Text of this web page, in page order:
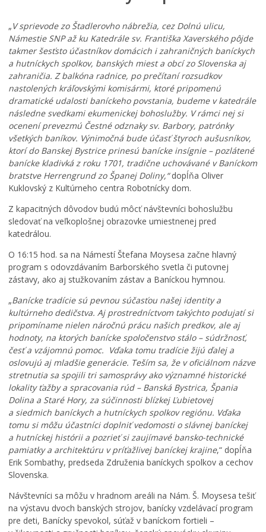
„V sprievode zo Štadlerovho nábrežia, cez Dolnú ulicu,
Námestie SNP až ku Katedrále sv. Františka Xaverského pôjde
takmer šesťsto účastníkov domácich i zahraničných baníckych
a hutníckych spolkov, banských miest a obcí zo Slovenska aj
zahraničia. Z balkóna radnice, po prečítaní rozsudkov
nastolených kráľovskými komisármi, ktoré pripomenú
dramatické udalosti baníckeho povstania, budeme v katedrále
následne svedkami ekumenickej bohoslužby. V rámci nej si
ocenení prevezmú Čestné odznaky sv. Barbory, patrónky
všetkých baníkov. Výnimočná bude účasť štyroch aušusníkov,
ktorí do Banskej Bystrice prinesú banícke insígnie – pozlátené
banícke kladivká z roku 1701, tradične uchovávané v Baníckom
bratstve Herrengrund zo Španej Doliny,“dopĺňa Oliver
Kuklovský z Kultúrneho centra Robotnícky dom.
Z kapacitných dôvodov budú môcť návštevníci bohoslužbu
sledovať na veľkoplošnej obrazovke umiestnenej pred
katedrálou.
O 16:15 hod. sa na Námestí Štefana Moysesa začne hlavný
program s odovzdávaním Barborského svetla či putovnej
zástavy, ako aj stužkovaním zástav a Baníckou hymnou.
„Banícke tradície sú pevnou súčasťou našej identity a
kultúrneho dedičstva. Aj prostredníctvom takýchto podujatí si
pripomíname nielen náročnú prácu našich predkov, ale aj
hodnoty, na ktorých banícke spoločenstvo stálo – súdržnosť,
česť a vzájomnú pomoc. Vďaka tomu tradície žijú ďalej a
oslovujú aj mladšie generácie. Teším sa, že v oficiálnom názve
stretnutia sa spojili tri samosprávy ako významné historické
lokality ťažby a spracovania rúd – Banská Bystrica, Špania
Dolina a Staré Hory, za súčinnosti blízkej Ľubietovej
a siedmich baníckych a hutníckych spolkov regiónu. Vďaka
tomu si môžu účastníci doplniť vedomosti o slávnej baníckej
a hutníckej histórii a pozrieť si zaujímavé bansko-technické
pamiatky a architektúru v príťažlivej baníckej krajine,“ dopĺňa
Erik Sombathy, predseda Združenia baníckych spolkov a cechov
Slovenska.
Návštevníci sa môžu v hradnom areáli na Nám. Š. Moysesa tešiť
na výstavu dvoch banských strojov, banícky vzdelávací program
pre deti, Banícky spevokol, súťaž v baníckom fortieli –
u
z
n
á
v
a
n
e
j
š
k
ô
l
k
e
p
r
P
r
a
e
u
ž
r
a
s
t
ú
s
t
r
o
m
y
p
r
e
m
e
s
P
l
a
v
á
r
e
ň
n
a
Š
t
i
a
v
n
č
k
á
h
p
r
e
š
l
a
l
e
t
n
o
u
ú
d
r
ž
b
o
u
P
r
í